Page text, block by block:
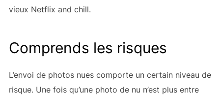
vieux Netflix and chill.
Comprends les risques
L’envoi de photos nues comporte un certain niveau de
risque. Une fois qu’une photo de nu n’est plus entre